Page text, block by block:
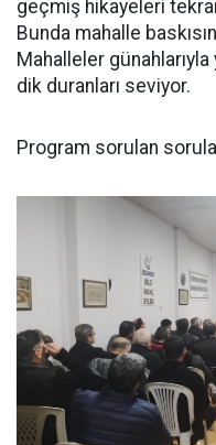
geçmiş hikayeleri
Bunda mahalle
Mahalleler
dik duranları seviyor.
Program sorulan